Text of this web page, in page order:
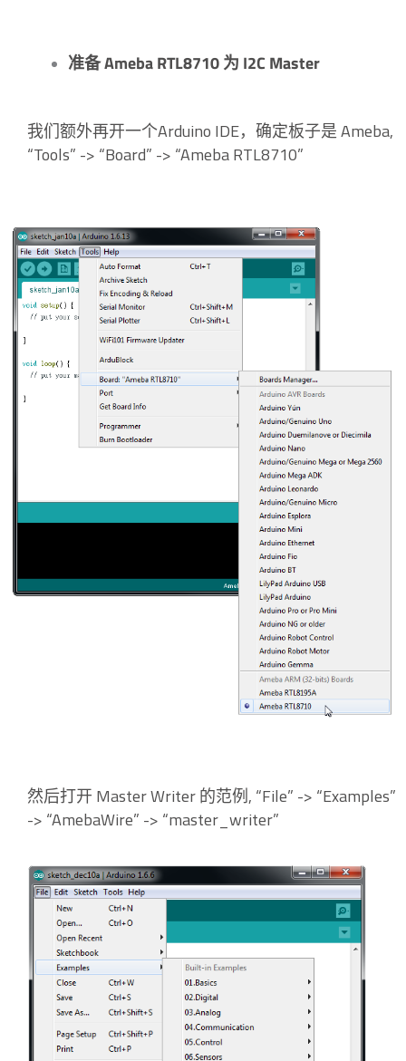
准备 Ameba RTL8710 为 I2C Master
我们额外再开一个Arduino IDE，确定板子是 Ameba,
“Tools” -> “Board” -> “Ameba RTL8710”
然后打开 Master Writer 的范例, “File” -> “Examples”
-> “AmebaWire” -> “master_writer”